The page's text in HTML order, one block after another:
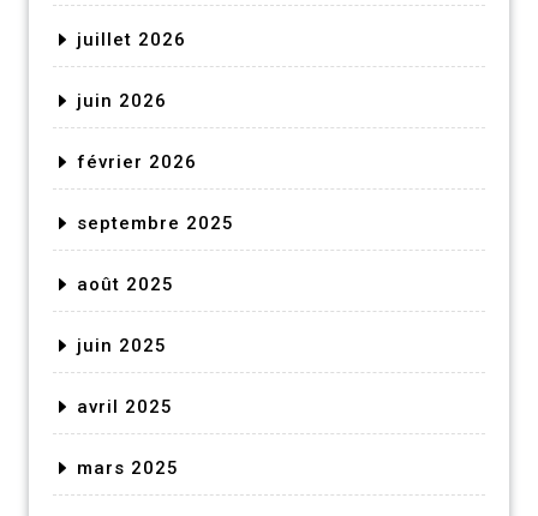
juillet 2026
juin 2026
février 2026
septembre 2025
août 2025
juin 2025
avril 2025
mars 2025